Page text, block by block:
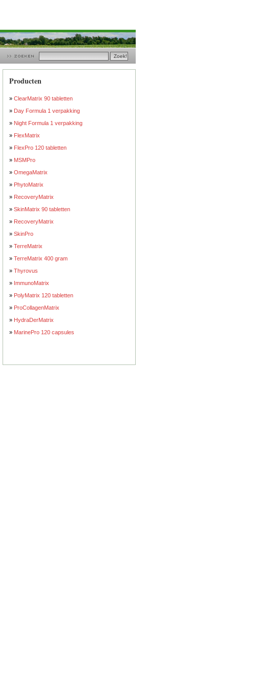
Producten
» ClearMatrix 90 tabletten
» Day Formula 1 verpakking
» Night Formula 1 verpakking
» FlexMatrix
» FlexPro 120 tabletten
» MSMPro
» OmegaMatrix
» PhytoMatrix
» RecoveryMatrix
» SkinMatrix 90 tabletten
» RecoveryMatrix
» SkinPro
» TerreMatrix
» TerreMatrix 400 gram
» Thyrovus
» ImmunoMatrix
» PolyMatrix 120 tabletten
» ProCollagenMatrix
» HydraDerMatrix
» MarinePro 120 capsules